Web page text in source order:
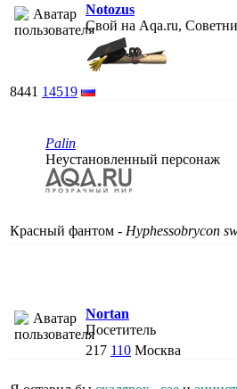
Notozus
Свой на Aqa.ru,
8441 14519
Palin
Неустановленный персонаж
Красный фантом - Hyphessobrycon
Nortan
Посетитель
217 110 Москва